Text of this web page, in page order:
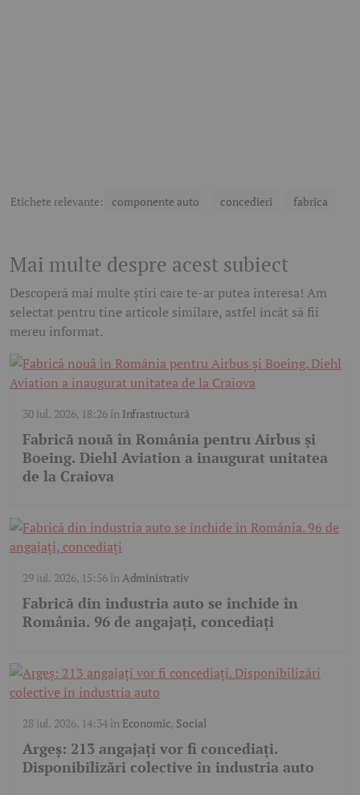
Etichete relevante: componente auto concedieri fabrica
Mai multe despre acest subiect
Descoperă mai multe știri care te-ar putea interesa! Am
selectat pentru tine articole similare, astfel încât să fii
mereu informat.
30 iul. 2026, 18:26în Infrastructură
Fabrică nouă în România pentru Airbus și
Boeing. Diehl Aviation a inaugurat unitatea
de la Craiova
29 iul. 2026, 15:56înAdministrativ
Fabrică din industria auto se închide în
România. 96 de angajați, concediați
28 iul. 2026, 14:34în Economic, Social
Argeș: 213 angajați vor fi concediați.
Disponibilizări colective în industria auto